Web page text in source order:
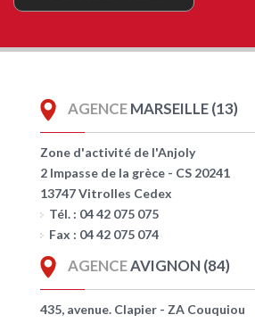
AGENCEMARSEILLE (13)
Zone d'activité de l'Anjoly
2 Impasse de la grèce - CS 20241
13747 Vitrolles Cedex
Tél. : 04 42 075 075
Fax : 04 42 075 074
AGENCEAVIGNON (84)
435, avenue. Clapier - ZA Couquiou